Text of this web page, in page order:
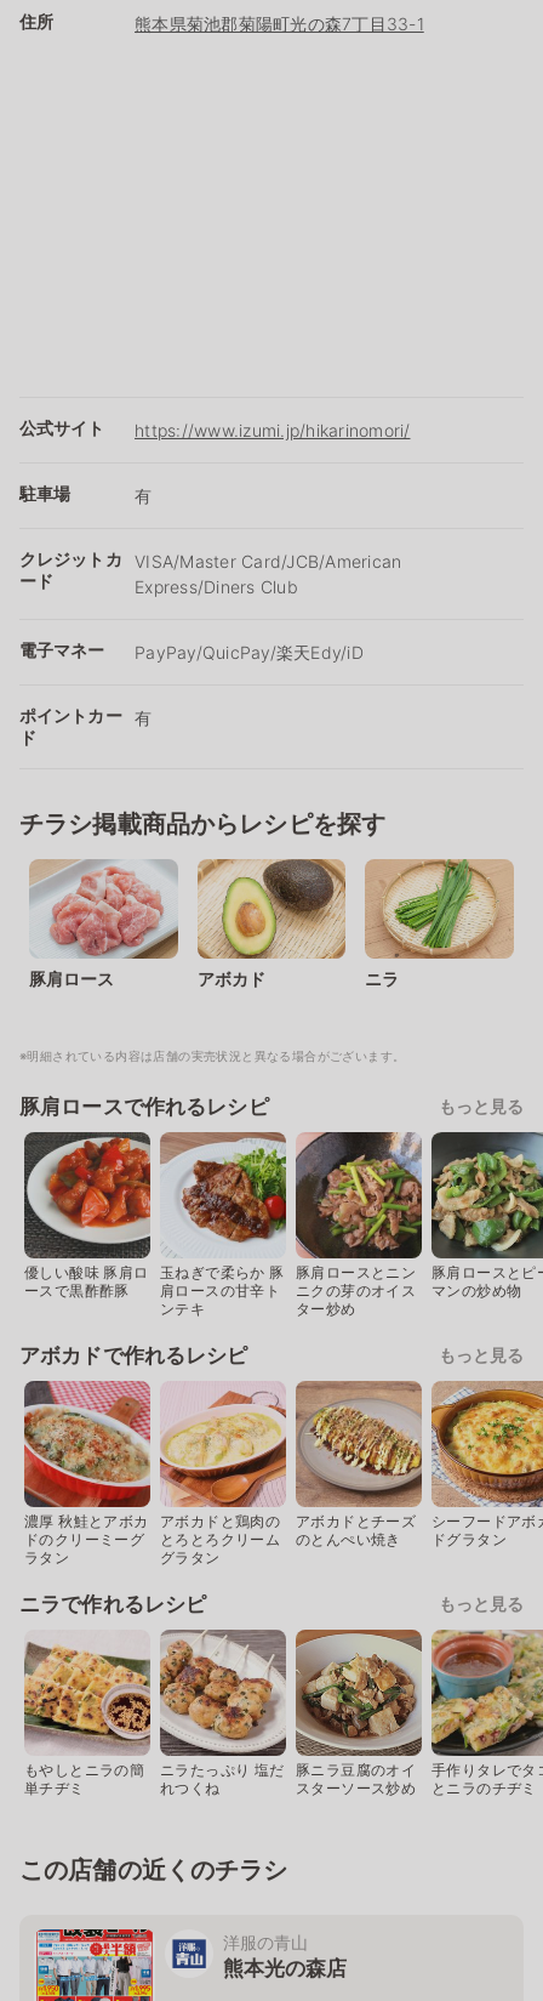
住所 熊本県菊池郡菊陽町光の森7丁目33-1
公式サイト https://www.izumi.jp/hikarinomori/
駐車場 有
クレジットカ
ード
VISA/Master Card/JCB/American
Express/Diners Club
電子マネー PayPay/QuicPay/楽天Edy/iD
ポイントカー
ド
有
チラシ掲載商品からレシピを探す
豚肩ロース アボカド ニラ
※明細されている内容は店舗の実売状況と異なる場合がございます。
豚肩ロースで作れるレシピ もっと見る
優しい酸味 豚肩ロ
ースで黒酢酢豚
玉ねぎで柔らか 豚
肩ロースの甘辛ト
ンテキ
豚肩ロースとニン
ニクの芽のオイス
ター炒め
豚肩ロースとピ
マンの炒め物
アボカドで作れるレシピ もっと見る
濃厚 秋鮭とアボカ
ドのクリーミーグ
ラタン
アボカドと鶏肉の
とろとろクリーム
グラタン
アボカドとチーズ
のとんぺい焼き
シーフードアボ
ドグラタン
ニラで作れるレシピ もっと見る
もやしとニラの簡
単チヂミ
ニラたっぷり 塩だ
れつくね
豚ニラ豆腐のオイ
スターソース炒め
手作りタレでタ
とニラのチヂミ
この店舗の近くのチラシ
洋服の青山
熊本光の森店